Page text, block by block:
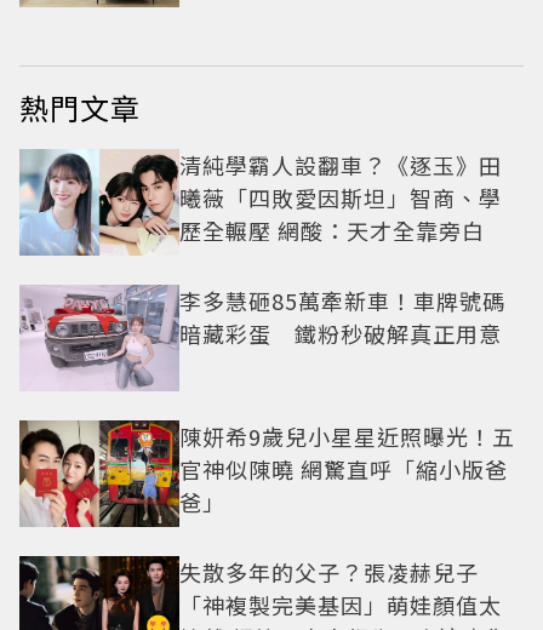
熱門文章
清純學霸人設翻車？《逐玉》田
曦薇「四敗愛因斯坦」智商、學
歷全輾壓 網酸：天才全靠旁白
李多慧砸85萬牽新車！車牌號碼
暗藏彩蛋 鐵粉秒破解真正用意
陳妍希9歲兒小星星近照曝光！五
官神似陳曉 網驚直呼「縮小版爸
爸」
失散多年的父子？張凌赫兒子
「神複製完美基因」萌娃顏值太